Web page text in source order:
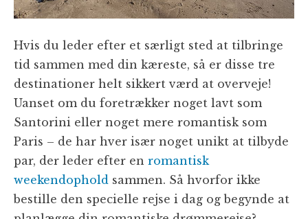
Hvis du leder efter et særligt sted at tilbringe
tid sammen med din kæreste, så er disse tre
destinationer helt sikkert værd at overveje!
Uanset om du foretrækker noget lavt som
Santorini eller noget mere romantisk som
Paris – de har hver især noget unikt at tilbyde
par, der leder efter en romantisk
weekendophold sammen. Så hvorfor ikke
bestille den specielle rejse i dag og begynde at